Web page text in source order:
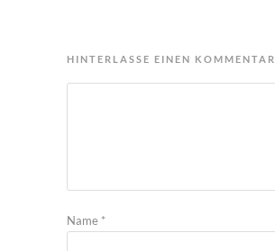
HINTERLASSE EINEN KOMMENTAR
Name *